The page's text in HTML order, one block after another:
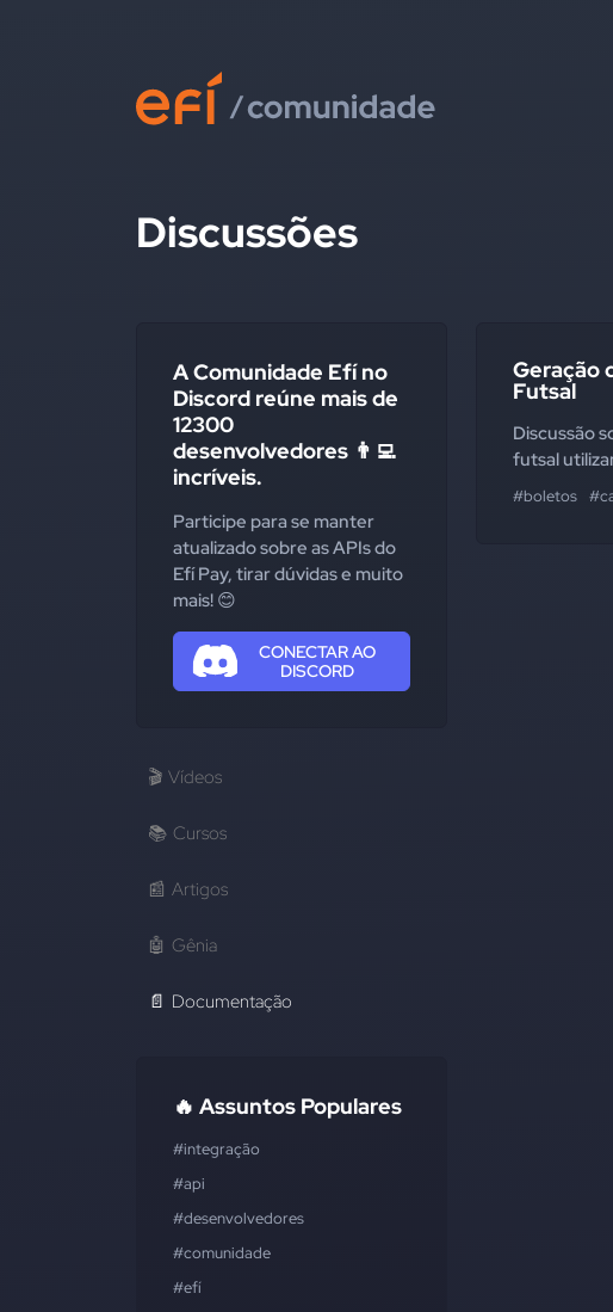
Discussões
A Comunidade Efí no
Discord reúne mais de
12300
desenvolvedores 👨‍💻
incríveis.
Participe para se manter
atualizado sobre as APIs do
Efí Pay, tirar dúvidas e muito
mais! 😊
CONECTAR AO
DISCORD
🎬 Vídeos
📚 Cursos
📰 Artigos
🤖 Gênia
📄 Documentação
🔥 Assuntos Populares
#integração
#api
#desenvolvedores
#comunidade
#efí
Geração
Futsal
Discussão
futsal
#boletos